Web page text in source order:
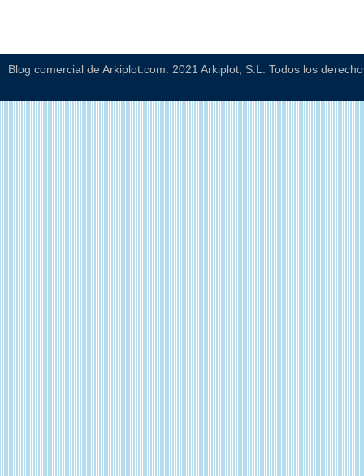
Blog comercial de Arkiplot.com. 2021 Arkiplot, S.L. Todos los